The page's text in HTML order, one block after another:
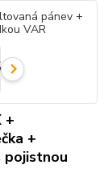
+
+
pojistnou